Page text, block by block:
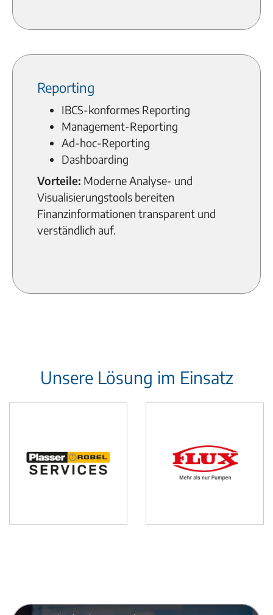
Reporting
IBCS-konformes Reporting
Management-Reporting
Ad-hoc-Reporting
Dashboarding
Vorteile: Moderne Analyse- und
Visualisierungstools bereiten
Finanzinformationen transparent und
verständlich auf.
Unsere Lösung im Einsatz